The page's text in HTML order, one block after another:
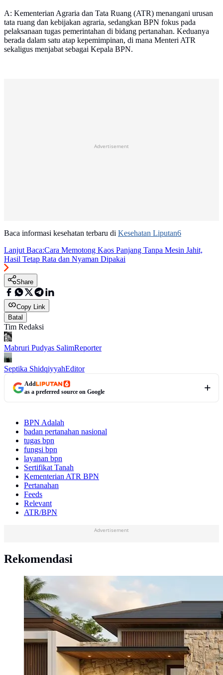
A: Kementerian Agraria dan Tata Ruang (ATR) menangani urusan
tata ruang dan kebijakan agraria, sedangkan BPN fokus pada
pelaksanaan tugas pemerintahan di bidang pertanahan. Keduanya
berada dalam satu atap kepemimpinan, di mana Menteri ATR
sekaligus menjabat sebagai Kepala BPN.
Advertisement
Baca informasi kesehatan terbaru di Kesehatan Liputan6
Lanjut Baca:Cara Memotong Kaos Panjang Tanpa Mesin Jahit,
Hasil Tetap Rata dan Nyaman Dipakai
Share
Copy Link
Batal
Tim Redaksi
Mabruri Pudyas SalimReporter
Septika ShidqiyyahEditor
Add
as a preferred source on Google
BPN Adalah
badan pertanahan nasional
tugas bpn
fungsi bpn
layanan bpn
Sertifikat Tanah
Kementerian ATR BPN
Pertanahan
Feeds
Relevant
ATR/BPN
Advertisement
Rekomendasi